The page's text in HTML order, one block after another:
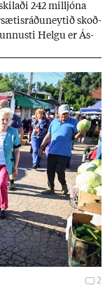
242 millj­óna
skoð­
unnusti Helgu er Ás­
2